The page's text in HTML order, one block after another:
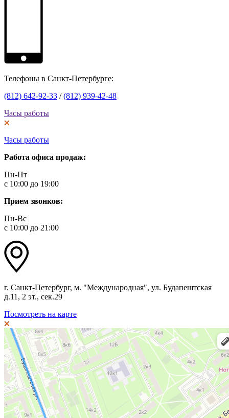
Телефоны в Санкт-Петербурге:
(812) 642-92-33 /(812) 939-42-48
Часы работы
Часы работы
Работа офиса продаж:
Пн-Пт
с 10:00 до 19:00
Прием звонков:
Пн-Вс
с 10:00 до 21:00
г. Санкт-Петербург, м. "Международная", ул. Будапештская
д.11, 2 эт., сек.29
Посмотреть на карте